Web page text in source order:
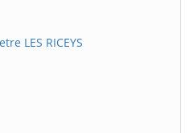
LES RICEYS